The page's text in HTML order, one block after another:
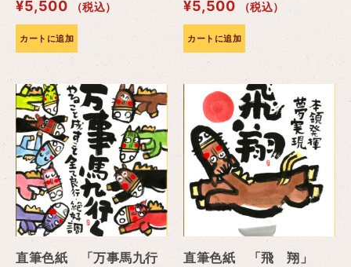
¥5,500 （税込）
カートに追加
¥5,500 （税込）
カートに追加
直筆色紙 「万事馬九行 直筆色紙 「飛 翔」